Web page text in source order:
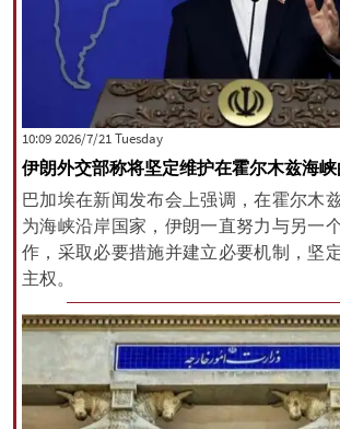
‫‫Tuesday‬‬ 2026/7/21 10:09
伊朗外交部称将坚定维护在霍尔木兹海
巴加埃在新闻发布会上强调，在霍尔木
为海峡沿岸国家，伊朗一直努力与另一
作，采取必要措施并建立必要机制，坚
主权。